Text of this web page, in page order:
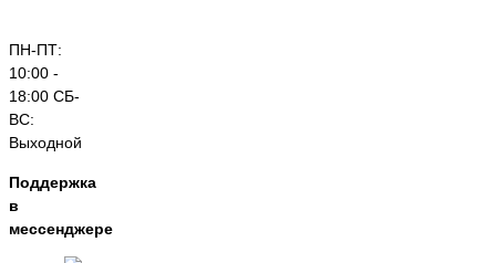
ПН-ПТ:
10:00 -
18:00 СБ-
ВС:
Выходной
Поддержка
в
мессенджере